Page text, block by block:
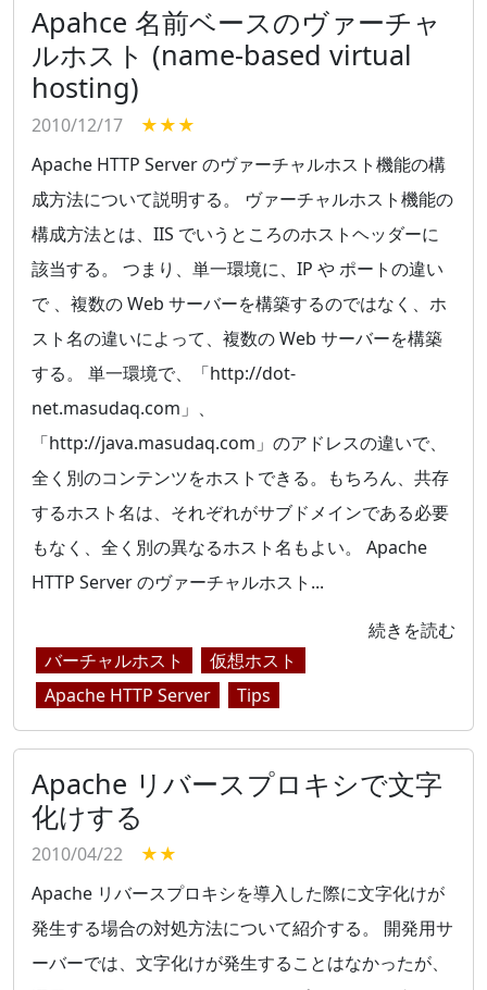
Apahce 名前ベースのヴァーチャ
ルホスト (name-based virtual
hosting)
2010/12/17
★★★
Apache HTTP Server のヴァーチャルホスト機能の構
成方法について説明する。 ヴァーチャルホスト機能の
構成方法とは、IIS でいうところのホストヘッダーに
該当する。 つまり、単一環境に、IP や ポートの違い
で 、複数の Web サーバーを構築するのではなく、ホ
スト名の違いによって、複数の Web サーバーを構築
する。 単一環境で、「http://dot-
net.masudaq.com」、
「http://java.masudaq.com」のアドレスの違いで、
全く別のコンテンツをホストできる。もちろん、共存
するホスト名は、それぞれがサブドメインである必要
もなく、全く別の異なるホスト名もよい。 Apache
HTTP Server のヴァーチャルホスト...
続きを読む
バーチャルホスト
仮想ホスト
Apache HTTP Server
Tips
Apache リバースプロキシで文字
化けする
2010/04/22
★★
Apache リバースプロキシを導入した際に文字化けが
発生する場合の対処方法について紹介する。 開発用サ
ーバーでは、文字化けが発生することはなかったが、